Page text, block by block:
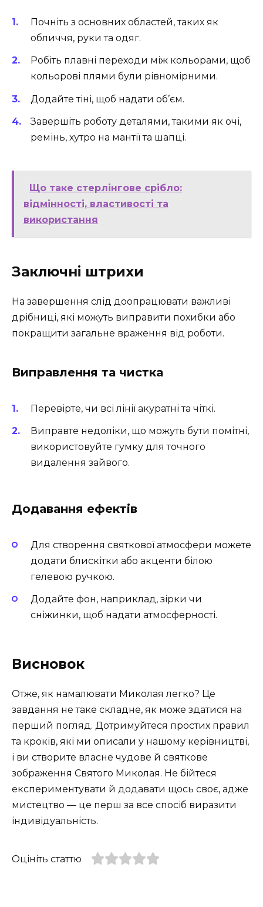
Почніть з основних областей, таких як
обличчя, руки та одяг.
Робіть плавні переходи між кольорами, щоб
кольорові плями були рівномірними.
Додайте тіні, щоб надати об’єм.
Завершіть роботу деталями, такими як очі,
ремінь, хутро на мантії та шапці.
Що таке стерлінгове срібло:
відмінності, властивості та
використання
Заключні штрихи
На завершення слід доопрацювати важливі
дрібниці, які можуть виправити похибки або
покращити загальне враження від роботи.
Виправлення та чистка
Перевірте, чи всі лінії акуратні та чіткі.
Виправте недоліки, що можуть бути помітні,
використовуйте гумку для точного
видалення зайвого.
Додавання ефектів
Для створення святкової атмосфери можете
додати блискітки або акценти білою
гелевою ручкою.
Додайте фон, наприклад, зірки чи
сніжинки, щоб надати атмосферності.
Висновок
Отже, як намалювати Миколая легко? Це
завдання не таке складне, як може здатися на
перший погляд. Дотримуйтеся простих правил
та кроків, які ми описали у нашому керівництві,
і ви створите власне чудове й святкове
зображення Святого Миколая. Не бійтеся
експериментувати й додавати щось своє, адже
мистецтво — це перш за все спосіб виразити
індивідуальність.
Оцініть статтю